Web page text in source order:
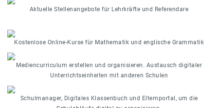
Aktuelle Stellenangebote für Lehrkräfte und Referendare
Kostenlose Online-Kurse für Mathematik und englische Grammatik
Mediencurriculum erstellen und organisieren. Austausch digitaler
Unterrichtseinheiten mit anderen Schulen
Schulmanager, Digitales Klassenbuch und Elternportal, um die